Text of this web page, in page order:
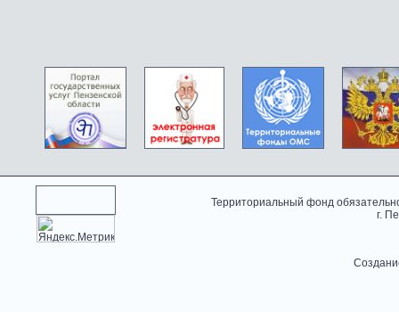
Территориальный фонд
г.